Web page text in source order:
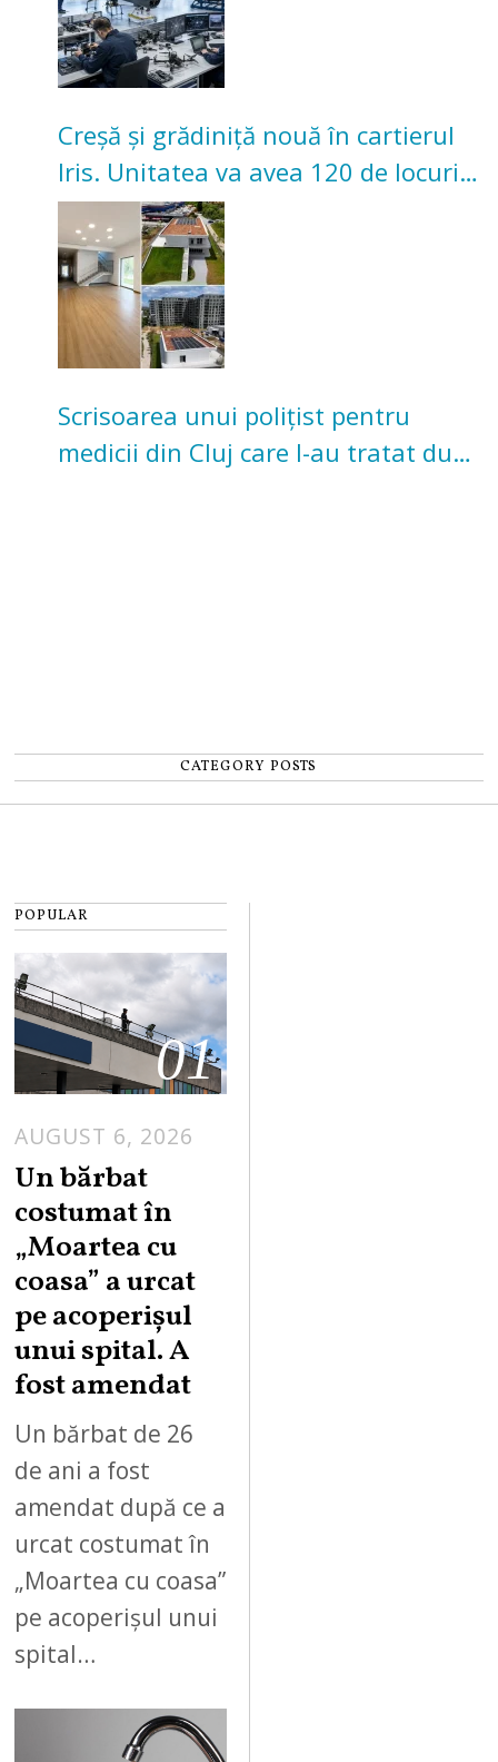
Creșă și grădiniță nouă în cartierul
Iris. Unitatea va avea 120 de locuri
pentru copii
Scrisoarea unui polițist pentru
medicii din Cluj care l-au tratat după
CATEGORY POSTS
POPULAR
01
AUGUST 6, 2026
Un bărbat
costumat în
„Moartea cu
coasa” a urcat
pe acoperișul
unui spital. A
fost amendat
Un bărbat de 26
de ani a fost
amendat după ce a
urcat costumat în
„Moartea cu coasa”
pe acoperișul unui
spital…